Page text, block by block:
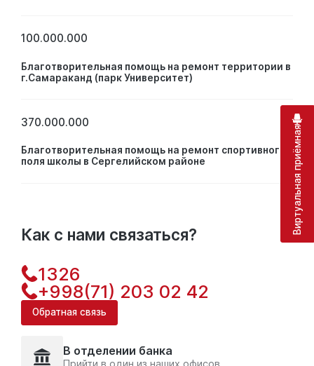
100.000.000
Благотворительная помощь на ремонт территории в
г.Самараканд (парк Университет)
370.000.000
Благотворительная помощь на ремонт спортивного
поля школы в Сергелийском районе
Как с нами связаться?
1326
+998(71) 203 02 42
Обратная связь
В отделении банка
Прийти в один из наших офисов
Виртуальная приёмная